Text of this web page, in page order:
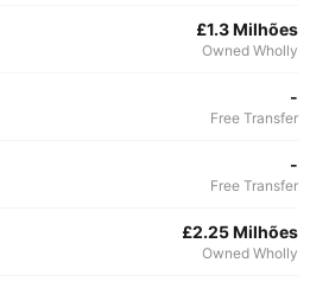
£1.3 Milhões
Owned Wholly
-
Free Transfer
-
Free Transfer
£2.25 Milhões
Owned Wholly